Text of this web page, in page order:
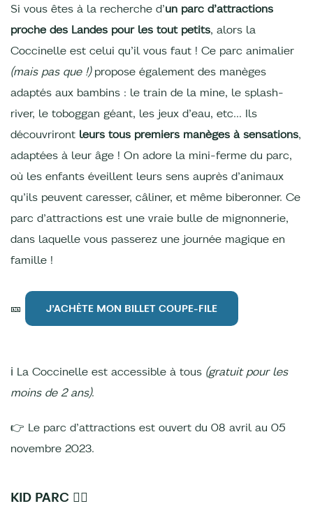
Si vous êtes à la recherche d’un parc d’attractions
proche des Landes pour les tout petits, alors la
Coccinelle est celui qu’il vous faut ! Ce parc animalier
(mais pas que !)propose également des manèges
adaptés aux bambins : le train de la mine, le splash-
river, le toboggan géant, les jeux d’eau, etc… Ils
découvriront leurs tous premiers manèges à sensations,
adaptées à leur âge ! On adore la mini-ferme du parc,
où les enfants éveillent leurs sens auprès d’animaux
qu’ils peuvent caresser, câliner, et même biberonner. Ce
parc d’attractions est une vraie bulle de mignonnerie,
dans laquelle vous passerez une journée magique en
famille !
🎫 J’ACHÈTE MON BILLET COUPE-FILE
ℹ La Coccinelle est accessible à tous (gratuit pour les
moins de 2 ans).
👉 Le parc d’attractions est ouvert du 08 avril au 05
novembre 2023.
KID PARC 🏴‍☠